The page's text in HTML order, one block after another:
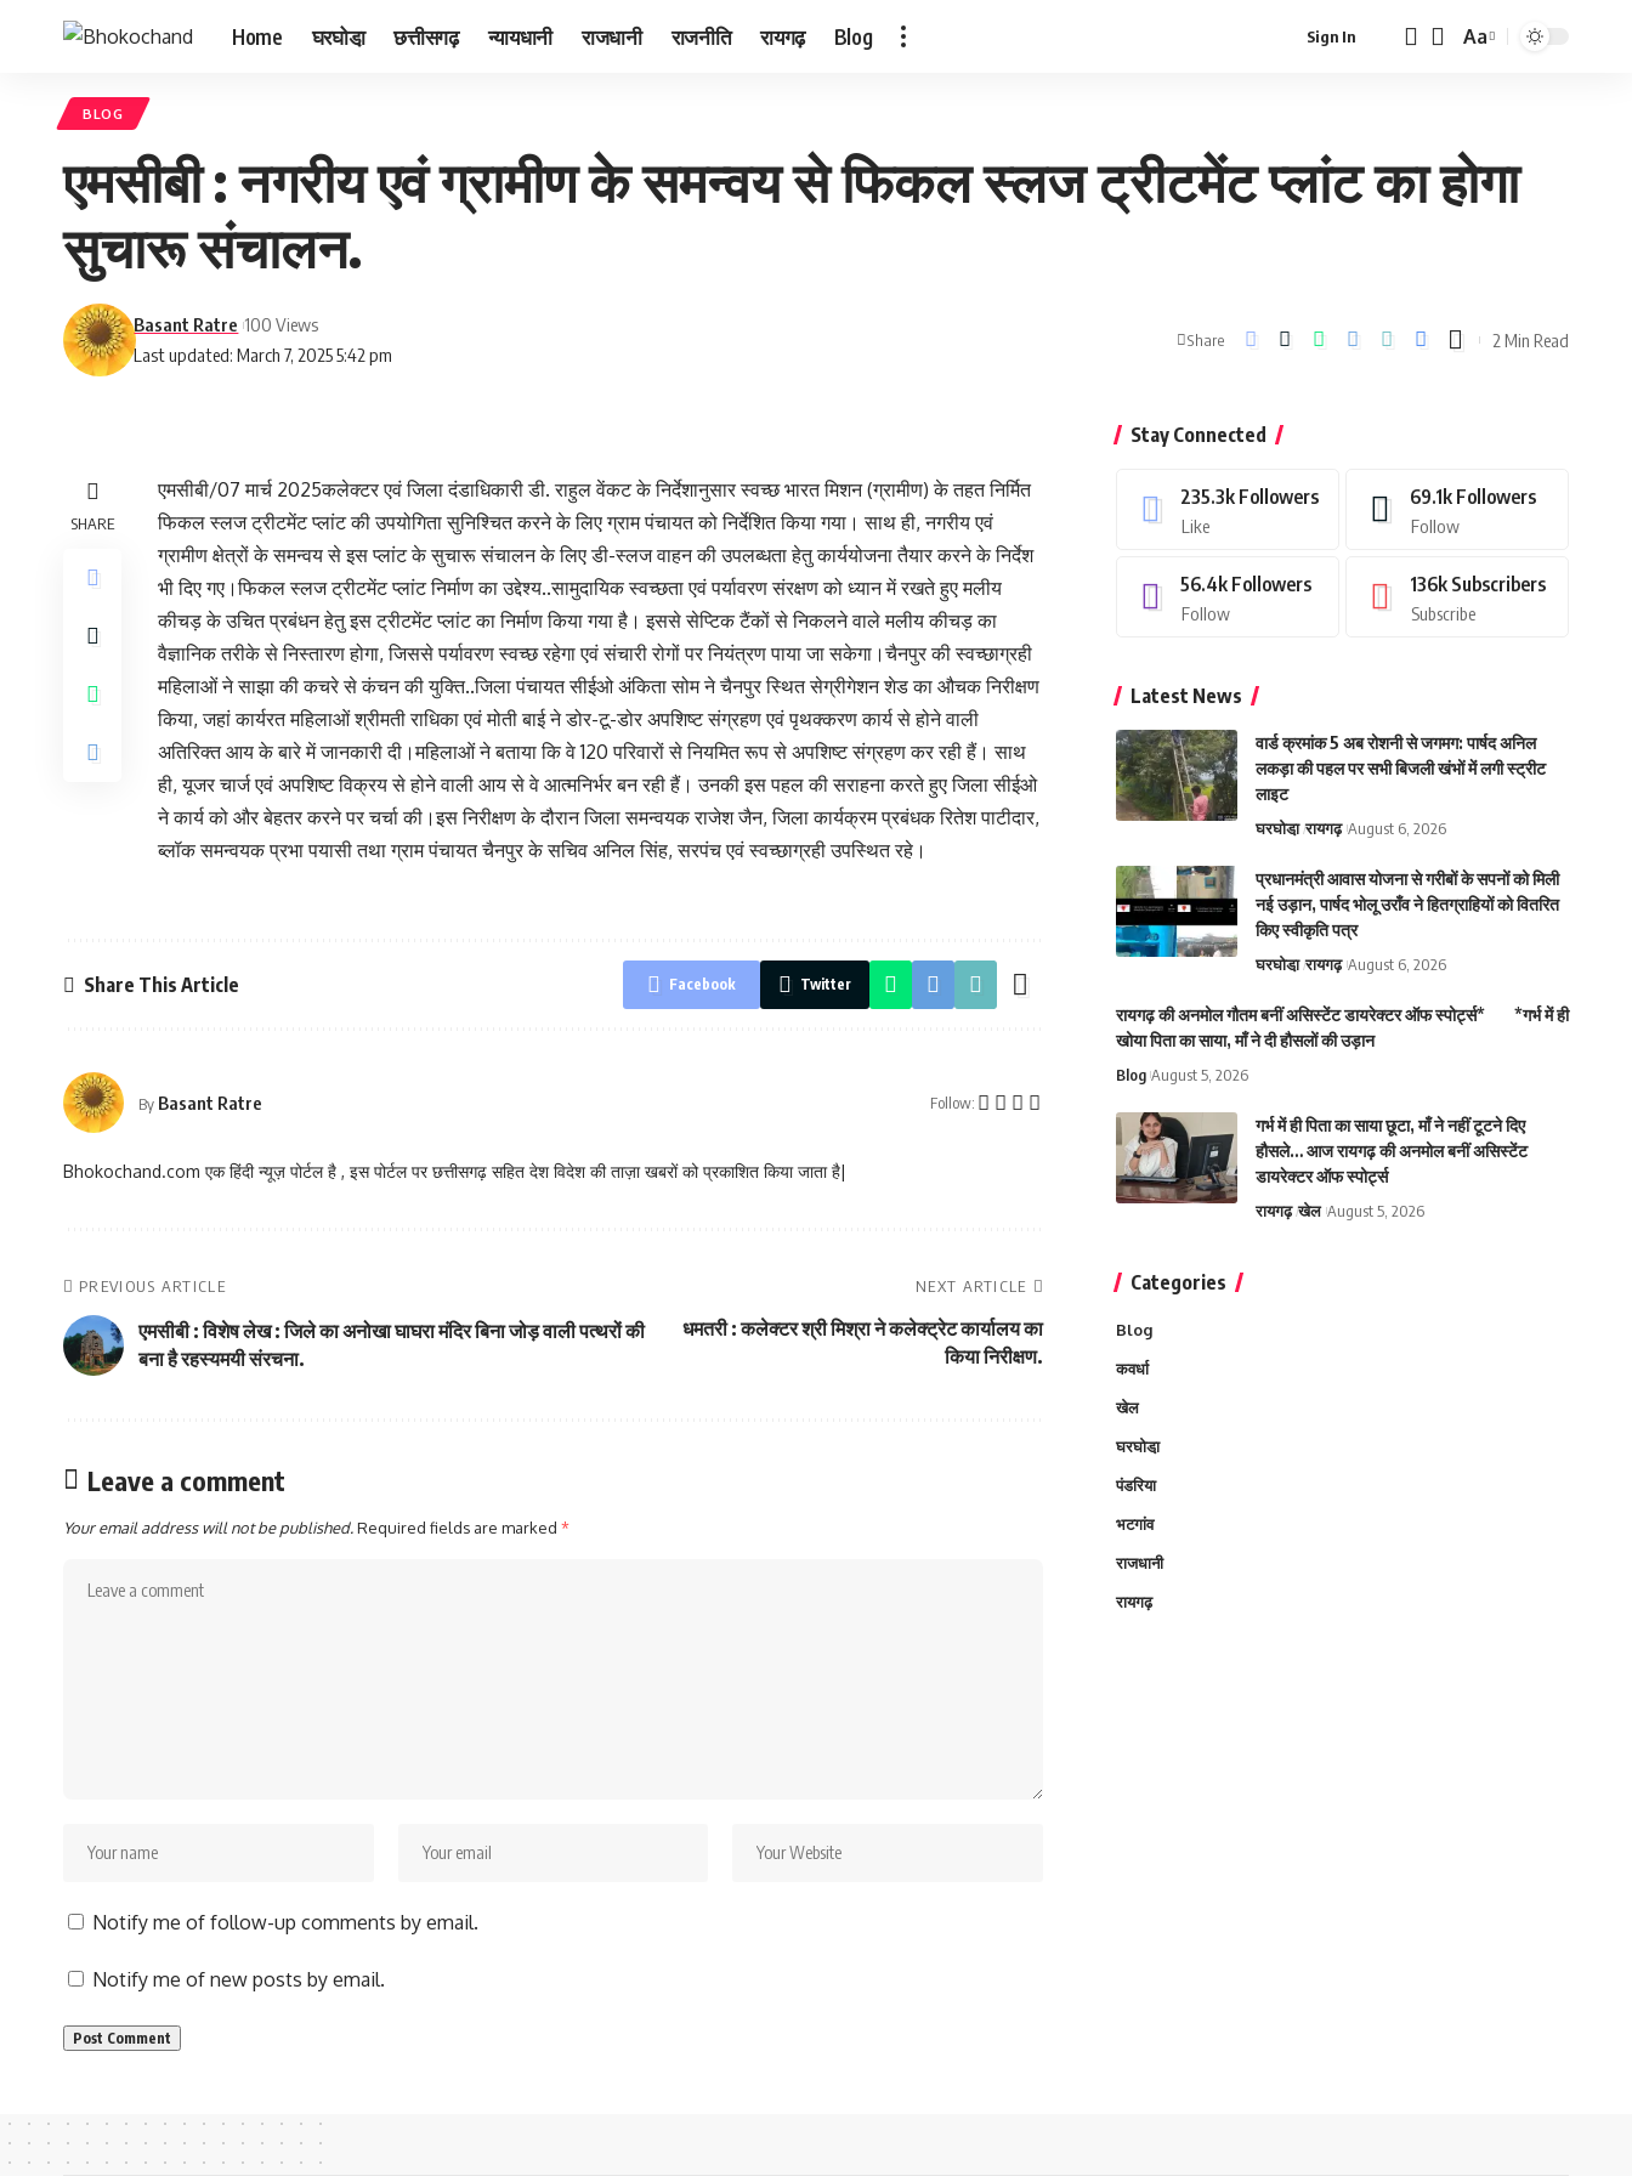
Home घरघोडा़ छत्तीसगढ़ न्यायधानी राजधानी राजनीति रायगढ़ Blog Sign In
Font
Aa
BLOG
एमसीबी : नगरीय एवं ग्रामीण के समन्वय से फिकल स्लज ट्रीटमेंट प्लांट का होगा
सुचारू संचालन.
Last updated: March 7, 2025 5:42 pm
Basant Ratre 100 Views
Share 2 Min Read
SHARE
एमसीबी/07 मार्च 2025कलेक्टर एवं जिला दंडाधिकारी डी. राहुल वेंकट के निर्देशानुसार स्वच्छ भारत मिशन (ग्रामीण) के तहत निर्मित
फिकल स्लज ट्रीटमेंट प्लांट की उपयोगिता सुनिश्चित करने के लिए ग्राम पंचायत को निर्देशित किया गया। साथ ही, नगरीय एवं
ग्रामीण क्षेत्रों के समन्वय से इस प्लांट के सुचारू संचालन के लिए डी-स्लज वाहन की उपलब्धता हेतु कार्ययोजना तैयार करने के निर्देश
भी दिए गए।फिकल स्लज ट्रीटमेंट प्लांट निर्माण का उद्देश्य..सामुदायिक स्वच्छता एवं पर्यावरण संरक्षण को ध्यान में रखते हुए मलीय
कीचड़ के उचित प्रबंधन हेतु इस ट्रीटमेंट प्लांट का निर्माण किया गया है। इससे सेप्टिक टैंकों से निकलने वाले मलीय कीचड़ का
वैज्ञानिक तरीके से निस्तारण होगा, जिससे पर्यावरण स्वच्छ रहेगा एवं संचारी रोगों पर नियंत्रण पाया जा सकेगा।चैनपुर की स्वच्छाग्रही
महिलाओं ने साझा की कचरे से कंचन की युक्ति..जिला पंचायत सीईओ अंकिता सोम ने चैनपुर स्थित सेग्रीगेशन शेड का औचक निरीक्षण
किया, जहां कार्यरत महिलाओं श्रीमती राधिका एवं मोती बाई ने डोर-टू-डोर अपशिष्ट संग्रहण एवं पृथक्करण कार्य से होने वाली
अतिरिक्त आय के बारे में जानकारी दी।महिलाओं ने बताया कि वे 120 परिवारों से नियमित रूप से अपशिष्ट संग्रहण कर रही हैं। साथ
ही, यूजर चार्ज एवं अपशिष्ट विक्रय से होने वाली आय से वे आत्मनिर्भर बन रही हैं। उनकी इस पहल की सराहना करते हुए जिला सीईओ
ने कार्य को और बेहतर करने पर चर्चा की।इस निरीक्षण के दौरान जिला समन्वयक राजेश जैन, जिला कार्यक्रम प्रबंधक रितेश पाटीदार,
ब्लॉक समन्वयक प्रभा पयासी तथा ग्राम पंचायत चैनपुर के सचिव अनिल सिंह, सरपंच एवं स्वच्छाग्रही उपस्थित रहे।
Share This Article Facebook Twitter
By Basant Ratre Follow:
Bhokochand.com एक हिंदी न्यूज़ पोर्टल है , इस पोर्टल पर छत्तीसगढ़ सहित देश विदेश की ताज़ा खबरों को प्रकाशित किया जाता है|
PREVIOUS ARTICLE
एमसीबी : विशेष लेख : जिले का अनोखा घाघरा मंदिर बिना जोड़ वाली पत्थरों की
बना है रहस्यमयी संरचना.
NEXT ARTICLE
धमतरी : कलेक्टर श्री मिश्रा ने कलेक्ट्रेट कार्यालय का
किया निरीक्षण.
Leave a comment
Your email address will not be published.Required fields are marked *
Notify me of follow-up comments by email.
Notify me of new posts by email.
Stay Connected
235.3k Followers
Like
69.1k Followers
Follow
56.4k Followers
Follow
136k Subscribers
Subscribe
Latest News
वार्ड क्रमांक 5 अब रोशनी से जगमग: पार्षद अनिल
लकड़ा की पहल पर सभी बिजली खंभों में लगी स्ट्रीट
लाइट
घरघोडा़ रायगढ़ August 6, 2026
प्रधानमंत्री आवास योजना से गरीबों के सपनों को मिली
नई उड़ान, पार्षद भोलू उराँव ने हितग्राहियों को वितरित
किए स्वीकृति पत्र
घरघोडा़ रायगढ़ August 6, 2026
रायगढ़ की अनमोल गौतम बनीं असिस्टेंट डायरेक्टर ऑफ स्पोर्ट्स* *गर्भ में ही
खोया पिता का साया, माँ ने दी हौसलों की उड़ान
Blog August 5, 2026
गर्भ में ही पिता का साया छूटा, माँ ने नहीं टूटने दिए
हौसले… आज रायगढ़ की अनमोल बनीं असिस्टेंट
डायरेक्टर ऑफ स्पोर्ट्स
रायगढ़ खेल August 5, 2026
Categories
Blog
कवर्धा
खेल
घरघोडा़
पंडरिया
भटगांव
राजधानी
रायगढ़